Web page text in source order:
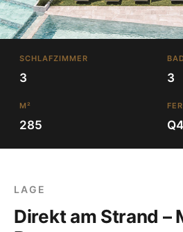
SCHLAFZIMMER
3 3
M²
285
LAGE
Direkt am Strand –